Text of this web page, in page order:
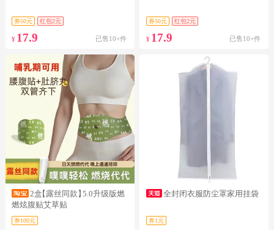
券50元 红包2元
¥ 17.9 已售10+件
券50元 红包2元
¥ 17.9 已售10+件
2盒【露丝同款】5.0升级版燃
燃炫腹贴艾草贴
券100元
全封闭衣服防尘罩家用挂袋
券1元